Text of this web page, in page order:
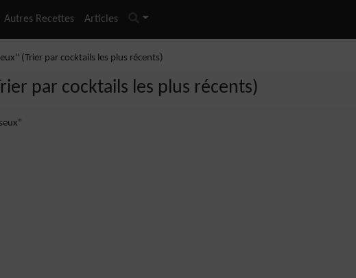
Autres Recettes Articles
(Trier par cocktails les plus récents)
par cocktails les plus récents)